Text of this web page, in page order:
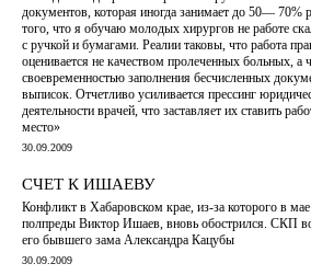
документов, которая иногда занимает до 50—
того, что я обучаю молодых хирургов не работе
с ручкой и бумагами. Реалии таковы, что работа
оценивается не качеством пролеченных больных, а
своевременностью заполнения бесчисленных
выписок. Отчетливо усиливается прессинг
деятельности врачей, что заставляет их ставить
место»
30.09.2009
СЧЕТ К ИШАЕВУ
Конфликт в Хабаровском крае, из-за которого в
полпреды Виктор Ишаев, вновь обострился. СКП
его бывшего зама Александра Кацубы
30.09.2009